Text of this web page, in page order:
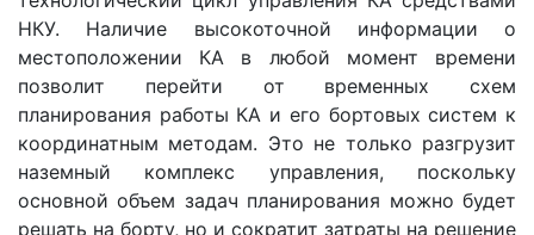
НКУ. Наличие высокоточной информации о
местоположении КА в любой момент времени
позволит перейти от временных схем
планирования работы КА и его бортовых систем к
координатным методам. Это не только разгрузит
наземный комплекс управления, поскольку
основной объем задач планирования можно будет
решать на борту, но и сократит затраты на решение